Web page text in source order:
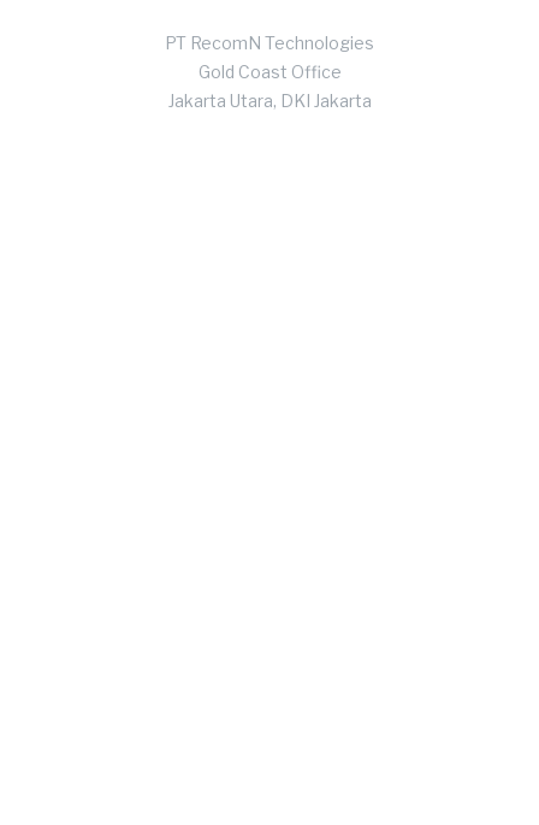
PT RecomN Technologies
Gold Coast Office
Jakarta Utara, DKI Jakarta